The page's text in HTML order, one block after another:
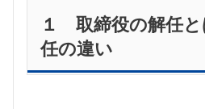
１ 取締役の解任と
任の違い